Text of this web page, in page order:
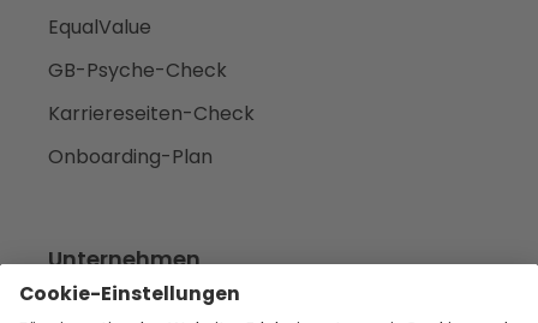
EqualValue
GB-Psyche-Check
Karriereseiten-Check
Onboarding-Plan
Unternehmen
Empfehlen